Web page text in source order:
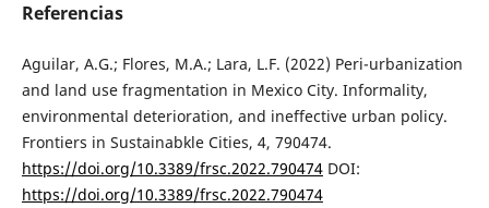
Referencias
Aguilar, A.G.; Flores, M.A.; Lara, L.F. (2022) Peri-urbanization
and land use fragmentation in Mexico City. Informality,
environmental deterioration, and ineffective urban policy.
Frontiers in Sustainabkle Cities, 4, 790474.
https://doi.org/10.3389/frsc.2022.790474DOI:
https://doi.org/10.3389/frsc.2022.790474